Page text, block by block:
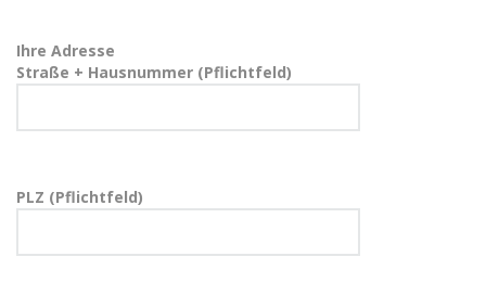
Ihre Adresse
Straße + Hausnummer (Pflichtfeld)
PLZ (Pflichtfeld)